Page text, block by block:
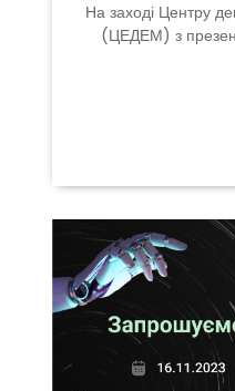
На заході Центру
(ЦЕДЕМ) з